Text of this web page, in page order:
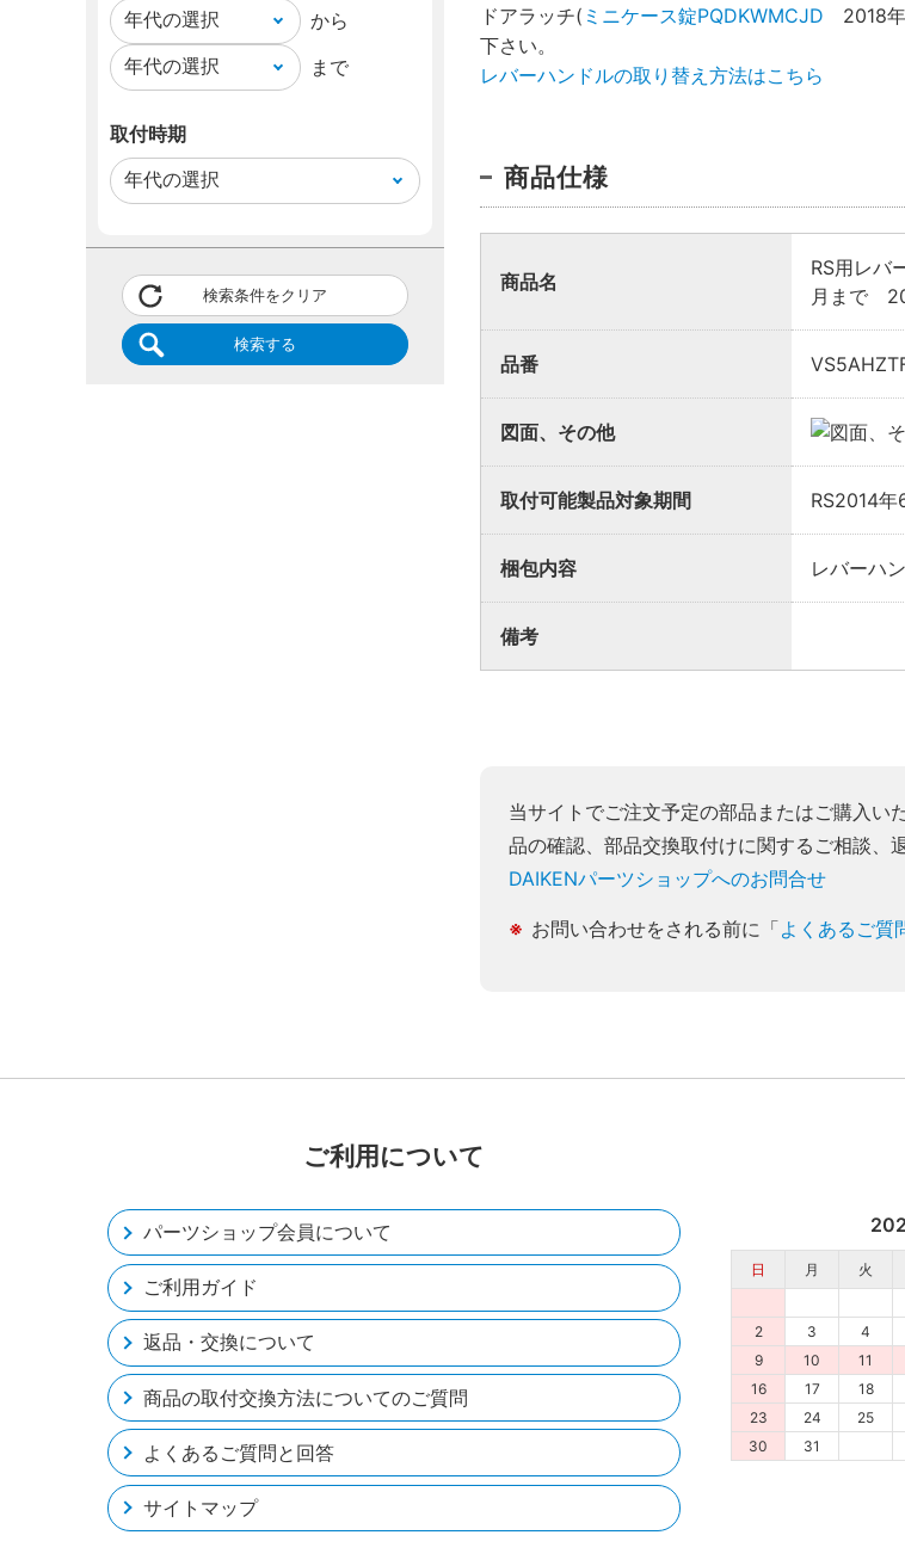
ドアラッチ( ミニケース錠PQDKWMCJD 2018年
下さい。
レバーハンドルの取り替え方法はこちら
商品仕様
商品名
RS用レ
月まで
品番
図面、その他
取付可能製品対象期間 RS2014
梱包内容 レバーハ
備考
当サイトでご注文予定の部品またはご購入い
品の確認、部品交換取付けに関するご相談、
DAIKENパーツショップへのお問合せ
お問い合わせをされる前に「よくあるご質
から
まで
取付時期
検索条件をクリア
検索する
業者様向け商品とは
取付方法説明書や埋木などの同梱品が付属してい
同梱品が必要な場合は、「※業者様向け」と記載
い。
ご利用について
パーツショップ会員について
ご利用ガイド
返品・交換について
商品の取付交換方法についてのご質問
よくあるご質問と回答
サイトマップ
日 月 火
2
3 4
9
10 11
16
17 18
23
24 25
30
31